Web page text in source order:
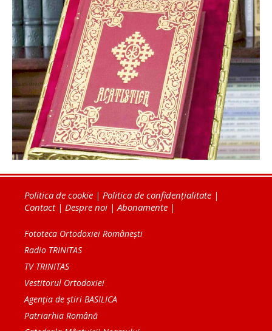
Politica de cookie | Politica de confidențialitate |
Contact| Despre noi | Abonamente |
Fototeca Ortodoxiei Românești
Radio TRINITAS
TV TRINITAS
Vestitorul Ortodoxiei
Agenţia de ştiri BASILICA
Patriarhia Română